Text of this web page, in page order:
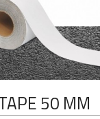
50 MM